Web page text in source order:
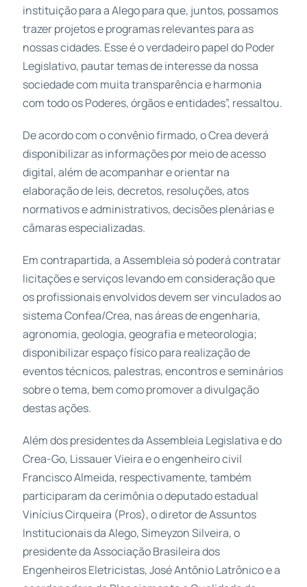
instituição para a Alego para que, juntos, possamos
trazer projetos e programas relevantes para as
nossas cidades. Esse é o verdadeiro papel do Poder
Legislativo, pautar temas de interesse da nossa
sociedade com muita transparência e harmonia
com todo os Poderes, órgãos e entidades”, ressaltou.
De acordo com o convênio firmado, o Crea deverá
disponibilizar as informações por meio de acesso
digital, além de acompanhar e orientar na
elaboração de leis, decretos, resoluções, atos
normativos e administrativos, decisões plenárias e
câmaras especializadas.
Em contrapartida, a Assembleia só poderá contratar
licitações e serviços levando em consideração que
os profissionais envolvidos devem ser vinculados ao
sistema Confea/Crea, nas áreas de engenharia,
agronomia, geologia, geografia e meteorologia;
disponibilizar espaço físico para realização de
eventos técnicos, palestras, encontros e seminários
sobre o tema, bem como promover a divulgação
destas ações.
Além dos presidentes da Assembleia Legislativa e do
Crea-Go, Lissauer Vieira e o engenheiro civil
Francisco Almeida, respectivamente, também
participaram da cerimônia o deputado estadual
Vinícius Cirqueira (Pros), o diretor de Assuntos
Institucionais da Alego, Simeyzon Silveira, o
presidente da Associação Brasileira dos
Engenheiros Eletricistas, José Antônio Latrônico e a